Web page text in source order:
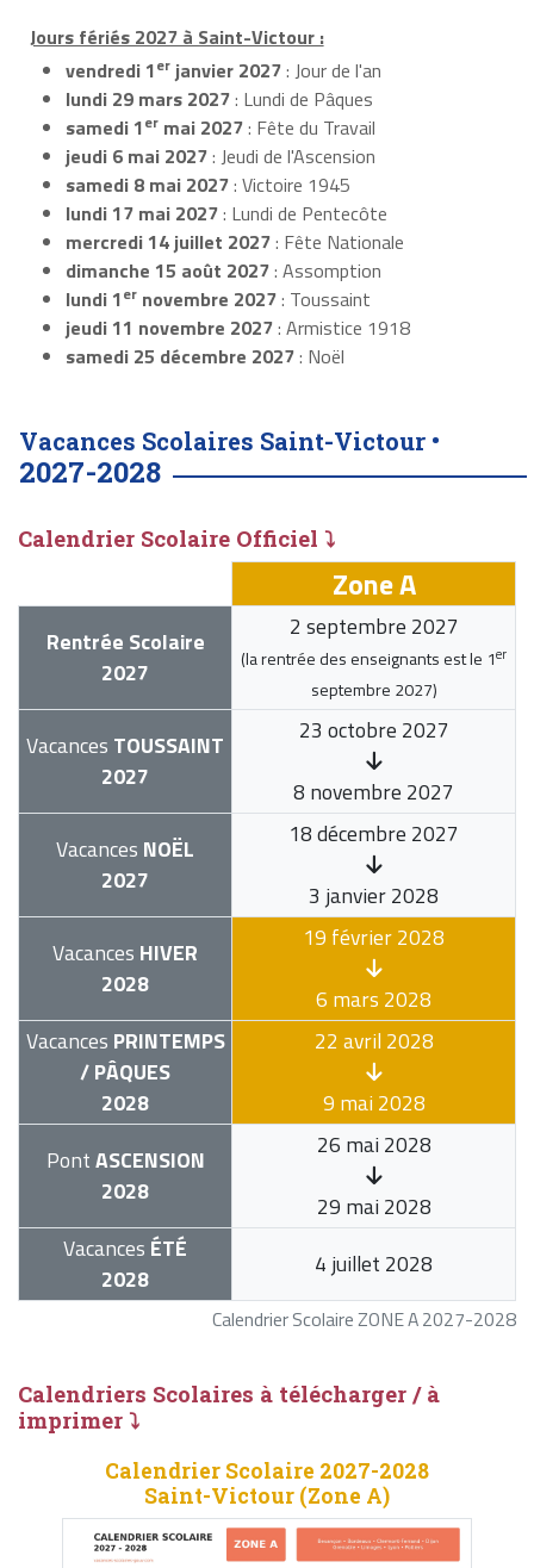
Jours fériés 2027 à Saint-Victour :
vendredi 1er janvier 2027: Jour de l'an
lundi 29 mars 2027: Lundi de Pâques
samedi 1er mai 2027: Fête du Travail
jeudi 6 mai 2027: Jeudi de l'Ascension
samedi 8 mai 2027: Victoire 1945
lundi 17 mai 2027: Lundi de Pentecôte
mercredi 14 juillet 2027: Fête Nationale
dimanche 15 août 2027: Assomption
lundi 1er novembre 2027: Toussaint
jeudi 11 novembre 2027: Armistice 1918
samedi 25 décembre 2027: Noël
Vacances Scolaires Saint-Victour •
2027-2028
Calendrier Scolaire Officiel ⤵
Calendrier Scolaire ZONE A 2027-2028
Zone A
Rentrée Scolaire
2027
2 septembre 2027
(la rentrée des enseignants est le 1er
septembre 2027)
Vacances TOUSSAINT
2027
23 octobre 2027
8 novembre 2027
Vacances NOËL
2027
18 décembre 2027
3 janvier 2028
Vacances HIVER
2028
19 février 2028
6 mars 2028
Vacances PRINTEMPS
/ PÂQUES
2028
22 avril 2028
9 mai 2028
PontASCENSION
2028
26 mai 2028
29 mai 2028
Vacances ÉTÉ
2028
4 juillet 2028
Calendriers Scolaires à télécharger / à
imprimer ⤵
Calendrier Scolaire 2027-2028
Saint-Victour (Zone A)